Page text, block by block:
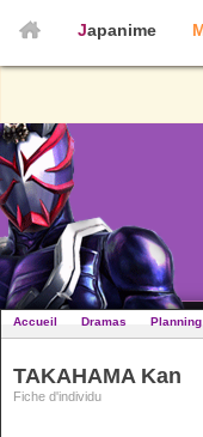
Japanime
Accueil Dramas Planning
TAKAHAMA Kan
Fiche d'individu